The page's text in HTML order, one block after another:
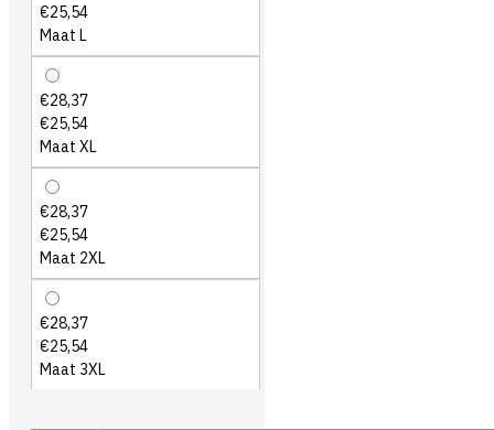
€25,54
Maat L
€28,37
€25,54
Maat XL
€28,37
€25,54
Maat 2XL
€28,37
€25,54
Maat 3XL